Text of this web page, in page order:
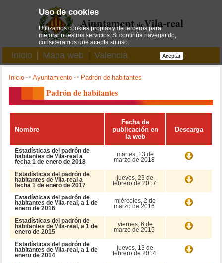
Inicio Mapa web Valencià
Inicio ->Ayuntamiento -> Padrón de habitantes
Padrón de habitantes
Nombre
Fecha de
publicación en
la web
Descarga
Estadísticas del padrón de
habitantes de Vila-real a
fecha 1 de enero de 2018
martes, 13 de
marzo de 2018
Estadísticas del padrón de
habitantes de Vila-real a
fecha 1 de enero de 2017
jueves, 23 de
febrero de 2017
Estadísticas del padrón de
habitantes de Vila-real, a 1 de
enero de 2016
miércoles, 2 de
marzo de 2016
Estadísticas del padrón de
habitantes de Vila-real, a 1 de
enero de 2015
viernes, 6 de
marzo de 2015
Estadísticas del padrón de
habitantes de Vila-real, a 1 de
enero de 2014
jueves, 13 de
febrero de 2014
Uso de cookies
Utilizamos cookies propias y de terceros para
mejorar nuestros servicios. Si continúa navegando,
consideramos que acepta su uso.
Aceptar